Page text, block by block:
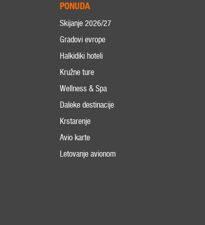
PONUDA
Skijanje 2026/27
Gradovi evrope
Halkidiki hoteli
Kružne ture
Wellness & Spa
Daleke destinacije
Krstarenje
Avio karte
Letovanje avionom